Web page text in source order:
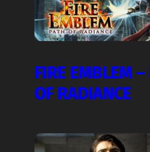
FIRE EMBLEM –
OF RADIANCE